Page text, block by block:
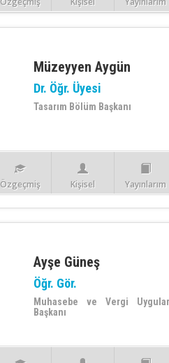
Müzeyyen Aygün
Dr. Öğr. Üyesi
Tasarım Bölüm Başkanı
Özgeçmiş Kişisel Yayınlarım
Ayşe Güneş
Öğr. Gör.
Muhasebe ve Vergi
Başkanı